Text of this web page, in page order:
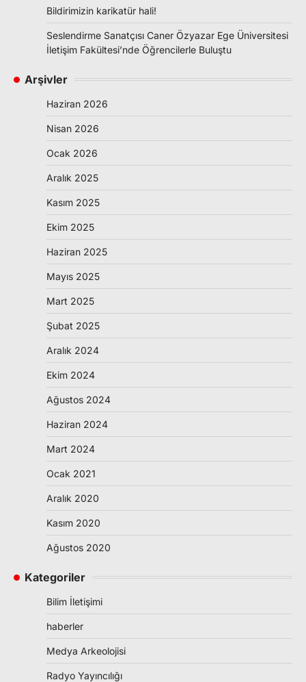
Bildirimizin karikatür hali!
Seslendirme Sanatçısı Caner Özyazar Ege Üniversitesi
İletişim Fakültesi’nde Öğrencilerle Buluştu
Arşivler
Haziran 2026
Nisan 2026
Ocak 2026
Aralık 2025
Kasım 2025
Ekim 2025
Haziran 2025
Mayıs 2025
Mart 2025
Şubat 2025
Aralık 2024
Ekim 2024
Ağustos 2024
Haziran 2024
Mart 2024
Ocak 2021
Aralık 2020
Kasım 2020
Ağustos 2020
Kategoriler
Bilim İletişimi
haberler
Medya Arkeolojisi
Radyo Yayıncılığı